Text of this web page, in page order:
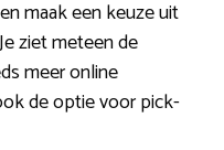
maak een keuze uit
ziet meteen de
meer online
de optie voor pick-